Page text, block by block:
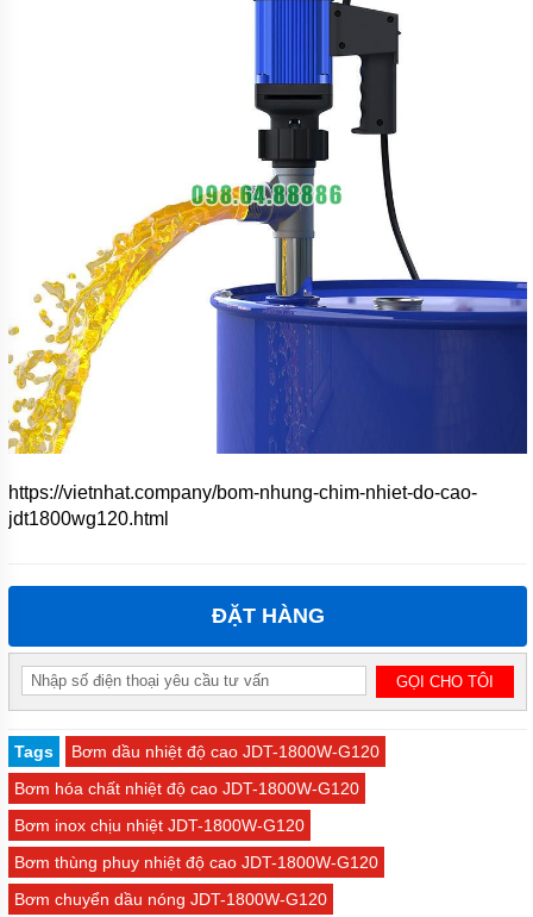
https://vietnhat.company/bom-nhung-chim-nhiet-do-cao-
jdt1800wg120.html
ĐẶT HÀNG
Tags
Bơm dầu nhiệt độ cao JDT-1800W-G120
Bơm hóa chất nhiệt độ cao JDT-1800W-G120
Bơm inox chịu nhiệt JDT-1800W-G120
Bơm thùng phuy nhiệt độ cao JDT-1800W-G120
Bơm chuyển dầu nóng JDT-1800W-G120